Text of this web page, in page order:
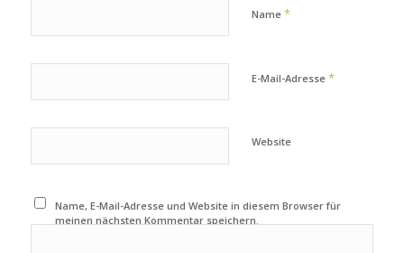
Name *
E-Mail-Adresse *
Website
Name, E-Mail-Adresse und Website in diesem Browser für
meinen nächsten Kommentar speichern.